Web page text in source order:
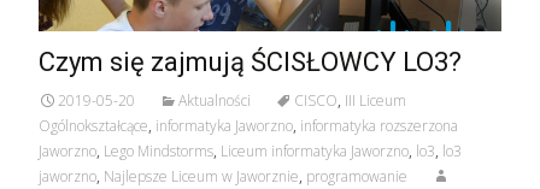
Czym się zajmują ŚCISŁOWCY LO3?
2019-05-20 Aktualności CISCO, III Liceum
Ogólnokształcące, informatyka Jaworzno, informatyka rozszerzona
Jaworzno, Lego Mindstorms, Liceum informatyka Jaworzno, lo3, lo3
jaworzno, Najlepsze Liceum w Jaworznie, programowanie